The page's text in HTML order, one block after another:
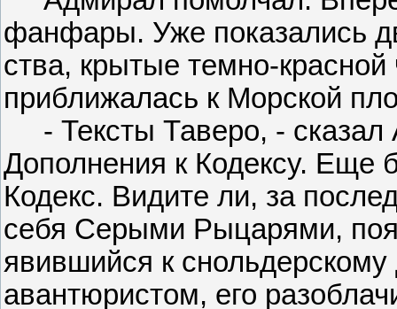
фанфары. Уже показались
ства, крытые темно-
приближалась к Морской
- Тексты Таверо, -
Дополнения к Кодексу. Еще
Кодекс. Видите ли, за
себя Серыми Рыцарями,
явившийся к
авантюристом, его